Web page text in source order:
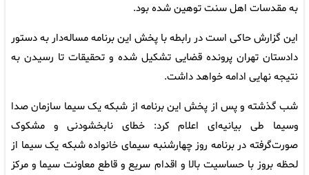
به مقدسات اهل سنت توهین شده بود.
این گزارش حاکی است در رابطه با پخش این برنامه مساله‌دار به دستور
دادستان تهران پرونده قضایی تشکیل شده و تحقیقات تا رسیدن به
نتیجه نهایی ادامه خواهد داشت.
شب گذشته و پس از پخش این برنامه از شبکه یک سیما سازمان صدا
وسیما طی بیانیه‌ای اعلام کرد: خطای نابخشودنی و مشکوک
صورت‌گرفته در برنامه روز چهارشنبه سیمای خانواده شبکه یک سیما از
لحظه بروز با حساسیت بالا و اقدام سریع و قاطع معاونت سیما و مرکز